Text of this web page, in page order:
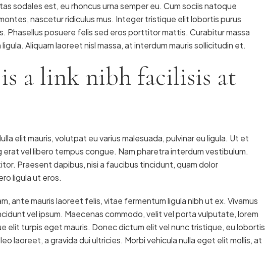
sodales est, eu rhoncus urna semper eu. Cum sociis natoque
nascetur ridiculus mus. Integer tristique elit lobortis purus
Phasellus posuere felis sed eros porttitor mattis. Curabitur massa
Aliquam laoreet nisl massa, at interdum mauris sollicitudin et.
a link nibh facilisis at
elit mauris, volutpat eu varius malesuada, pulvinar eu ligula. Ut et
vel libero tempus congue. Nam pharetra interdum vestibulum.
Praesent dapibus, nisi a faucibus tincidunt, quam dolor
ligula ut eros.
ante mauris laoreet felis, vitae fermentum ligula nibh ut ex. Vivamus
vel ipsum. Maecenas commodo, velit vel porta vulputate, lorem
elit turpis eget mauris. Donec dictum elit vel nunc tristique, eu lobortis
laoreet, a gravida dui ultricies. Morbi vehicula nulla eget elit mollis, at